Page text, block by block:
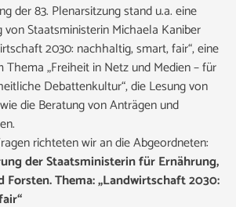
der 83. Plenarsitzung stand u.a. eine
von Staatsministerin Michaela Kaniber
2030: nachhaltig, smart, fair“, eine
„Freiheit in Netz und Medien – für
Debattenkultur“, die Lesung von
die Beratung von Anträgen und
richteten wir an die Abgeordneten:
der Staatsministerin für Ernährung,
Thema: „Landwirtschaft 2030: